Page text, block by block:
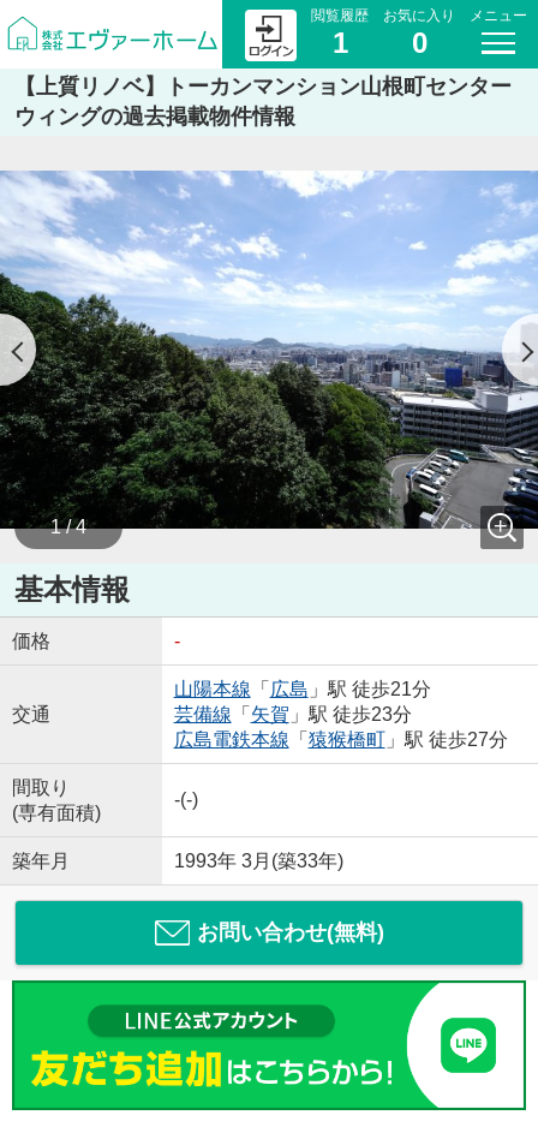
閲覧履歴
1
お気に入り
0
メニュー
【上質リノベ】トーカンマンション山根町センター
ウィングの過去掲載物件情報
1 / 4
基本情報
価格 -
交通
山陽本線 「 広島 」駅 徒歩21分
芸備線 「 矢賀 」駅 徒歩23分
広島電鉄本線 「 猿猴橋町」駅 徒歩27分
間取り
(専有面積)
-(-)
築年月 1993年 3月(築33年)
お問い合わせ(無料)